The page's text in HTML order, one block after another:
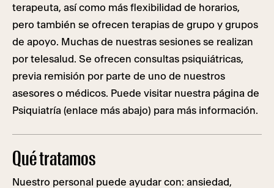
terapeuta, así como más flexibilidad de horarios,
pero también se ofrecen terapias de grupo y grupos
de apoyo. Muchas de nuestras sesiones se realizan
por telesalud. Se ofrecen consultas psiquiátricas,
previa remisión por parte de uno de nuestros
asesores o médicos. Puede visitar nuestra página de
Psiquiatría (enlace más abajo) para más información.
Qué tratamos
Nuestro personal puede ayudar con: ansiedad,